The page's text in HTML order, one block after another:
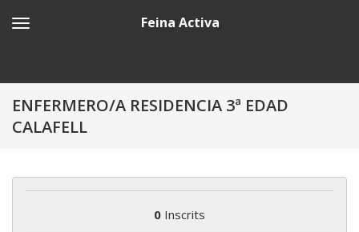
Feina Activa
ENFERMERO/A RESIDENCIA 3ª EDAD
CALAFELL
0 Inscrits